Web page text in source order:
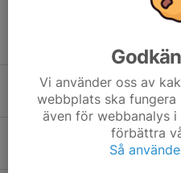
Sprintercupen
27 jun, 10:00 0
Släkten är värst
6 jun, 15:52 0
Vi använder oss av
webbplats ska
även för webbanalys
förbättra
Så